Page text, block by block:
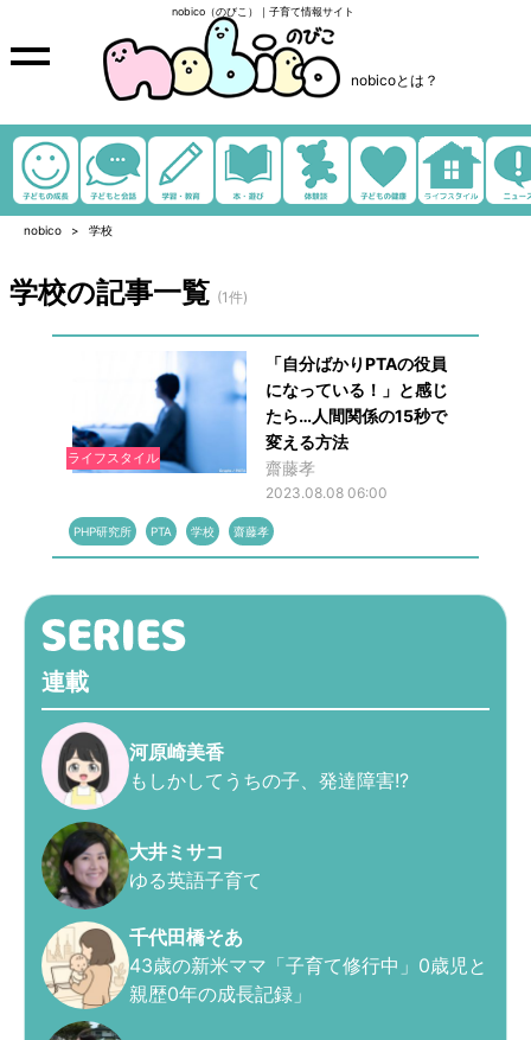
nobico（のびこ）｜子育て情報サイト
nobicoとは？
nobico 学校
学校の記事一覧 (1件)
ライフスタイル
「自分ばかりPTAの役員
になっている！」と感じ
たら…人間関係の15秒で
変える方法
齋藤孝
2023.08.08 06:00
PHP研究所 PTA 学校 齋藤孝
連載
河原崎美香
もしかしてうちの子、発達障害!?
大井ミサコ
ゆる英語子育て
千代田橋そあ
43歳の新米ママ「子育て修行中」0歳児と
親歴0年の成長記録」